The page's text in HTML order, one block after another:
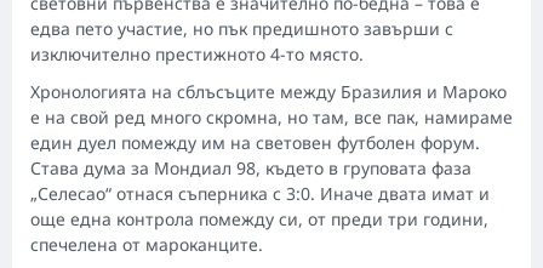
едва пето участие, но пък предишното завърши с
изключително престижното 4-то място.
Хронологията на сблъсъците между Бразилия и Мароко
е на свой ред много скромна, но там, все пак, намираме
един дуел помежду им на световен футболен форум.
Става дума за Мондиал 98, където в груповата фаза
„Селесао“ отнася съперника с 3:0. Иначе двата имат и
още една контрола помежду си, от преди три години,
спечелена от мароканците.